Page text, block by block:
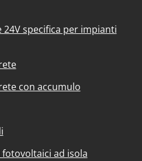
24V specifica per impianti
con accumulo
ad isola